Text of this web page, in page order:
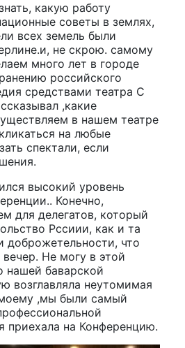
какую работу
советы в землях,
всех земель были
не скрою. самому
много лет в городе
российского
средствами театра С
,какие
в нашем театре
на любые
спектали, если
высокий уровень
Конечно,
для делегатов, который
Рссиии, как и та
доброжетельности, что
Не могу в этой
нашей баварской
возглавляла неутомимая
,мы были самый
приехала на Конференцию.